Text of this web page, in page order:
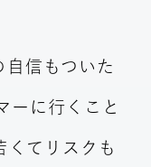
自信もついた
ーに行くこと
くてリスクも